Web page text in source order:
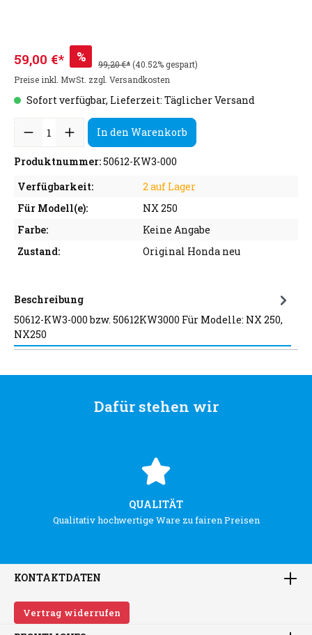
59,00 €* % 99,20 €*(40.52% gespart)
Preise inkl. MwSt. zzgl. Versandkosten
Sofort verfügbar, Lieferzeit: Täglicher Versand
In den Warenkorb
Produktnummer:50612-KW3-000
Verfügbarkeit:
2 auf Lager
Für Modell(e):
NX 250
Farbe:
Keine Angabe
Zustand:
Original Honda neu
Beschreibung
50612-KW3-000 bzw. 50612KW3000 Für Modelle: NX 250,
NX250
Dafür stehen wir
QUALITÄT
Qualitativ hochwertige Ware zu fairen Preisen
KONTAKTDATEN
Vertrag widerrufen